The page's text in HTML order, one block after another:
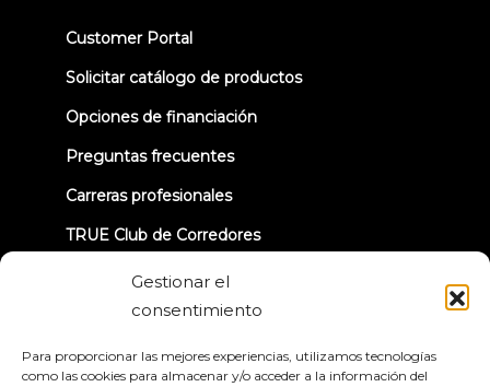
Gestionar el
consentimiento
Para proporcionar las mejores experiencias, utilizamos tecnologías
como las cookies para almacenar y/o acceder a la información del
Customer Portal(opens
new
Solicitar catálogo de productos
Opciones de financiación
Preguntas frecuentes
Carreras profesionales
TRUE Club de Corredores
Información sobre la retirada